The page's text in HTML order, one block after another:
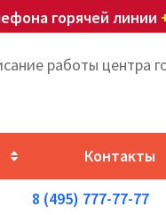
горячей линии
работы центра
Контакты
8 (495) 777-77-77